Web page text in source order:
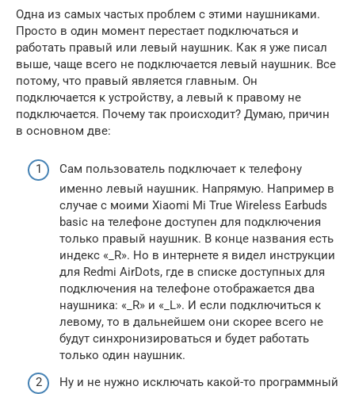
Одна из самых частых проблем с этими наушниками.
Просто в один момент перестает подключаться и
работать правый или левый наушник. Как я уже писал
выше, чаще всего не подключается левый наушник. Все
потому, что правый является главным. Он
подключается к устройству, а левый к правому не
подключается. Почему так происходит? Думаю, причин
в основном две:
Сам пользователь подключает к телефону
именно левый наушник. Напрямую. Например в
случае с моими Xiaomi Mi True Wireless Earbuds
basic на телефоне доступен для подключения
только правый наушник. В конце названия есть
индекс «_R». Но в интернете я видел инструкции
для Redmi AirDots, где в списке доступных для
подключения на телефоне отображается два
наушника: «_R» и «_L». И если подключиться к
левому, то в дальнейшем они скорее всего не
будут синхронизироваться и будет работать
только один наушник.
Ну и не нужно исключать какой-то программный